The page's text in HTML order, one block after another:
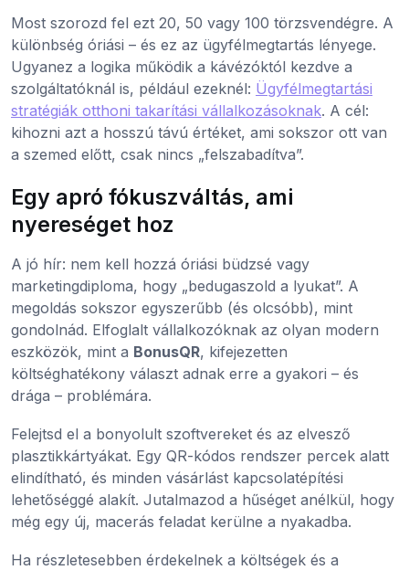
Most szorozd fel ezt 20, 50 vagy 100 törzsvendégre. A
különbség óriási – és ez az ügyfélmegtartás lényege.
Ugyanez a logika működik a kávézóktól kezdve a
szolgáltatóknál is, például ezeknél: Ügyfélmegtartási
stratégiák otthoni takarítási vállalkozásoknak. A cél:
kihozni azt a hosszú távú értéket, ami sokszor ott van
a szemed előtt, csak nincs „felszabadítva”.
Egy apró fókuszváltás, ami
nyereséget hoz
A jó hír: nem kell hozzá óriási büdzsé vagy
marketingdiploma, hogy „bedugaszold a lyukat”. A
megoldás sokszor egyszerűbb (és olcsóbb), mint
gondolnád. Elfoglalt vállalkozóknak az olyan modern
eszközök, mint a BonusQR, kifejezetten
költséghatékony választ adnak erre a gyakori – és
drága – problémára.
Felejtsd el a bonyolult szoftvereket és az elvesző
plasztikkártyákat. Egy QR-kódos rendszer percek alatt
elindítható, és minden vásárlást kapcsolatépítési
lehetőséggé alakít. Jutalmazod a hűséget anélkül, hogy
még egy új, macerás feladat kerülne a nyakadba.
Ha részletesebben érdekelnek a költségek és a